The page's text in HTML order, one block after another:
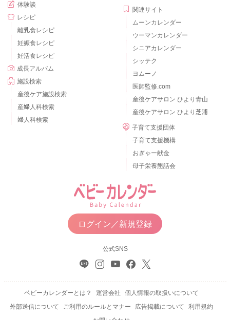
体験談
レシピ
離乳食レシピ
妊娠食レシピ
妊活食レシピ
成長アルバム
施設検索
産後ケア施設検索
産婦人科検索
婦人科検索
関連サイト
ムーンカレンダー
ウーマンカレンダー
シニアカレンダー
シッテク
ヨムーノ
医師監修.com
産後ケアサロン ひより青山
産後ケアサロン ひより芝浦
子育て支援団体
子育て支援機構
おぎゃー献金
母子栄養懇話会
ログイン／新規登録
公式SNS
ベビーカレンダーとは？ 運営会社
個人情報の取扱いについて
外部送信について
ご利用のルールとマナー 広告掲載について
利用規約